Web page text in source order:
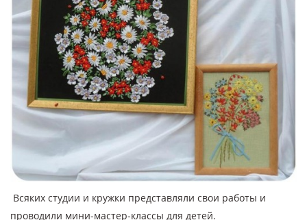
Всяких студии и кружки представляли свои работы и
проводили мини-мастер-классы для детей.